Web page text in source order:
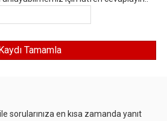
sorularınıza en kısa zamanda yanıt